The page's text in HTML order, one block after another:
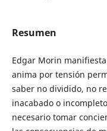
Resumen
Edgar Morin
anima por tensión
saber no dividido, no
inacabado o
necesario tomar